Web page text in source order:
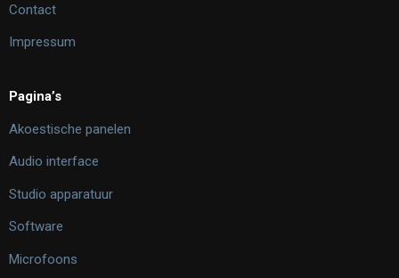
Contact
Impressum
Pagina’s
Akoestische panelen
Audio interface
Studio apparatuur
Software
Microfoons